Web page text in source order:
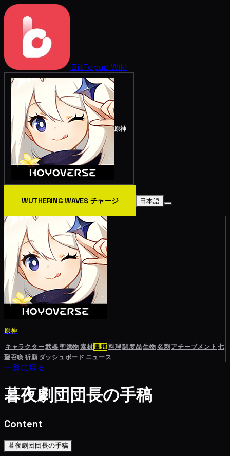
BitTopup Wiki
原神
WUTHERING WAVES チャージ 日本語
原神
キャラクター武器聖遺物素材書籍料理調度品生物名刺 アチーブメント 七
聖召喚祈願 ダッシュボード ニュース
一覧に戻る
暮夜劇団団長の手稿
Content
暮夜劇団団長の手稿